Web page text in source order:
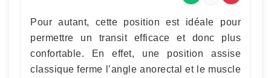
Pour autant, cette position est idéale pour
permettre un transit efficace et donc plus
confortable. En effet, une position assise
classique ferme l’angle anorectal et le muscle